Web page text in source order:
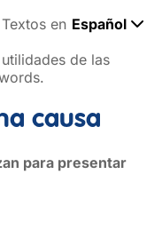
Textos en Español
de las
causa
para presentar